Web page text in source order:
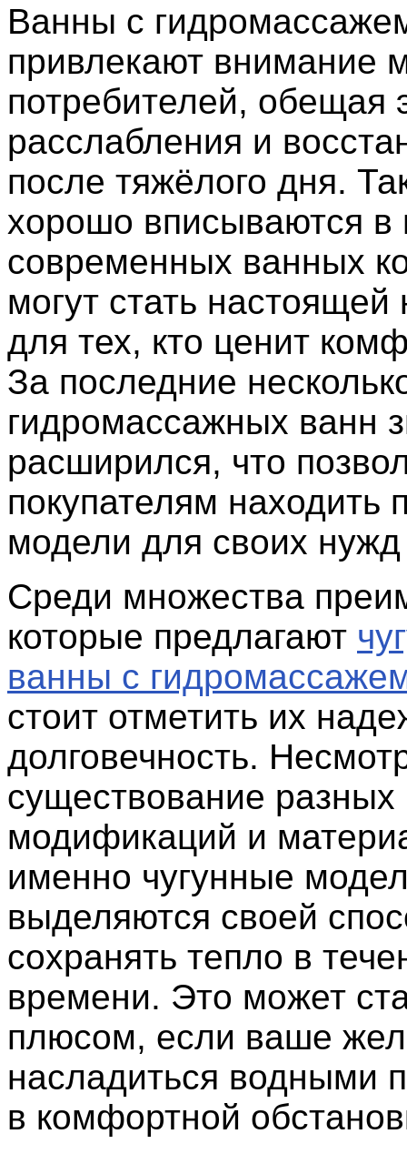
Ванны с
привлекают внимание
потребителей, обещая
расслабления и
после тяжёлого дня.
хорошо вписываются в
современных ванных
могут стать настоящей
для тех, кто ценит
За последние
гидромассажных ванн
расширился, что
покупателям находить
модели для своих
Среди множества
которые предлагают
ванны с
стоит отметить их
долговечность.
существование разных
модификаций и
именно чугунные
выделяются своей
сохранять тепло в
времени. Это может
плюсом, если ваше
насладиться водными
в комфортной